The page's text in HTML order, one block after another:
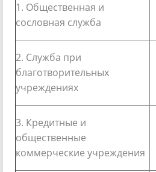
1. Общественная и
сословная служба
2. Служба при
благотворительных
учреждениях
3. Кредитные и
общественные
коммерческие учреждения